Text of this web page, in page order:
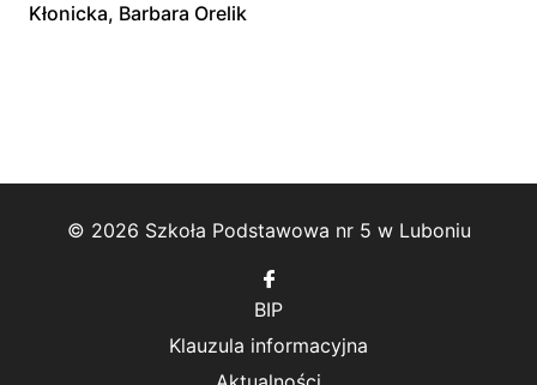
Kłonicka, Barbara Orelik
© 2026 Szkoła Podstawowa nr 5 w Luboniu
Follow
us
on
Facebook
BIP
Klauzula informacyjna